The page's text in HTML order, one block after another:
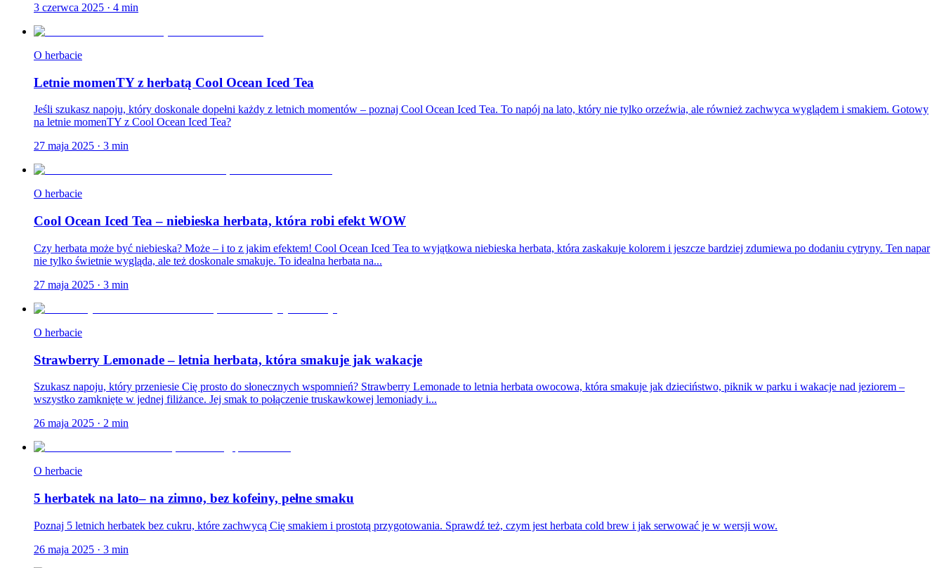
3 czerwca 2025 · 4 min
O herbacie
Letnie momenTY z herbatą Cool Ocean Iced Tea
Jeśli szukasz napoju, który doskonale dopełni każdy z letnich momentów – poznaj Cool Ocean Iced Tea. To napój na lato, który nie tylko orzeźwia, ale również zachwyca wyglądem i smakiem. Gotowy
na letnie momenTY z Cool Ocean Iced Tea?
27 maja 2025 · 3 min
O herbacie
Cool Ocean Iced Tea – niebieska herbata, która robi efekt WOW
Czy herbata może być niebieska? Może – i to z jakim efektem! Cool Ocean Iced Tea to wyjątkowa niebieska herbata, która zaskakuje kolorem i jeszcze bardziej zdumiewa po dodaniu cytryny. Ten napar
nie tylko świetnie wygląda, ale też doskonale smakuje. To idealna herbata na...
27 maja 2025 · 3 min
O herbacie
Strawberry Lemonade – letnia herbata, która smakuje jak wakacje
Szukasz napoju, który przeniesie Cię prosto do słonecznych wspomnień? Strawberry Lemonade to letnia herbata owocowa, która smakuje jak dzieciństwo, piknik w parku i wakacje nad jeziorem –
wszystko zamknięte w jednej filiżance. Jej smak to połączenie truskawkowej lemoniady i...
26 maja 2025 · 2 min
O herbacie
5 herbatek na lato– na zimno, bez kofeiny, pełne smaku
Poznaj 5 letnich herbatek bez cukru, które zachwycą Cię smakiem i prostotą przygotowania. Sprawdź też, czym jest herbata cold brew i jak serwować je w wersji wow.
26 maja 2025 · 3 min